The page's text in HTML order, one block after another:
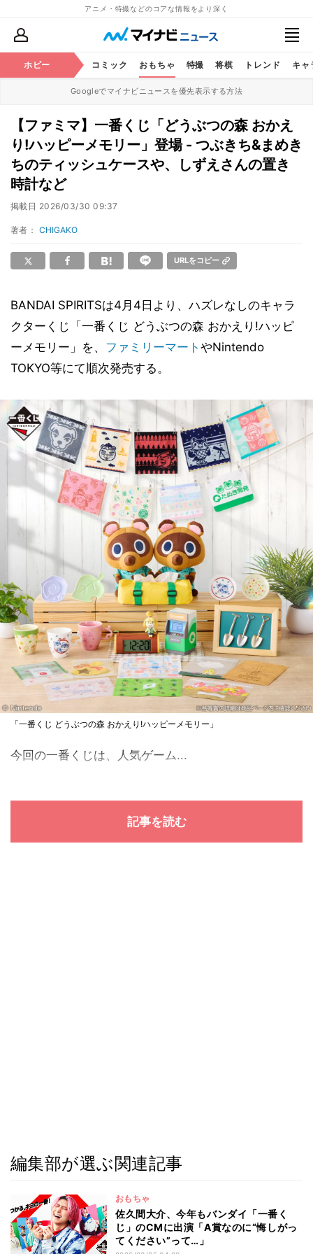
アニメ・特撮などのコアな情報をより深く
ホビー
アニメ コミック おもちゃ 特撮 将棋 トレンド キャ
Googleでマイナビニュースを優先表示する方法
【ファミマ】一番くじ「どうぶつの森 おかえ
り!ハッピーメモリー」登場 - つぶきち&まめき
ちのティッシュケースや、しずえさんの置き
時計など
掲載日 2026/03/30 09:37
著者： CHIGAKO
URLをコピー
BANDAI SPIRITSは4月4日より、ハズレなしのキャラ
クターくじ「一番くじ どうぶつの森 おかえり!ハッピ
ーメモリー」を、 ファミリーマート やNintendo
TOKYO等にて順次発売する。
「一番くじ どうぶつの森 おかえり!ハッピーメモリー」
今回の一番くじは、人気ゲーム...
記事を読む
編集部が選ぶ関連記事
おもちゃ
佐久間⼤介、今年もバンダイ「一番く
じ」のCMに出演「A賞なのに“悔しがっ
てください”って…」